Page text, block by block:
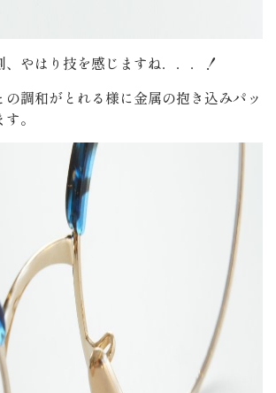
やはり技を感じますね．．．！
調和がとれる様に金属の抱き込みパッ
。